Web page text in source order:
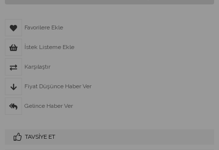
Favorilere Ekle
İstek Listeme Ekle
Karşılaştır
Fiyat Düşünce Haber Ver
Gelince Haber Ver
TAVSIYE ET